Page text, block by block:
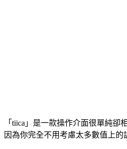
「tiica」是一款操作介面很單純
因為你完全不用考慮太多數值上